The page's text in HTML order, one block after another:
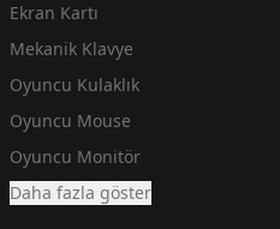
Ekran Kartı
Mekanik Klavye
Oyuncu Kulaklık
Oyuncu Mouse
Oyuncu Monitör
Daha fazla göster